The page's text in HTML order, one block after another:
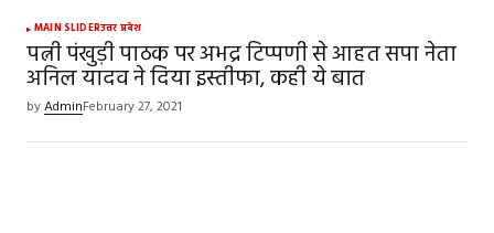
MAIN SLIDERउत्तर प्रदेश
पत्नी पंखुड़ी पाठक पर अभद्र टिप्पणी से आहत सपा नेता
अनिल यादव ने दिया इस्तीफा, कही ये बात
byAdminFebruary 27, 2021